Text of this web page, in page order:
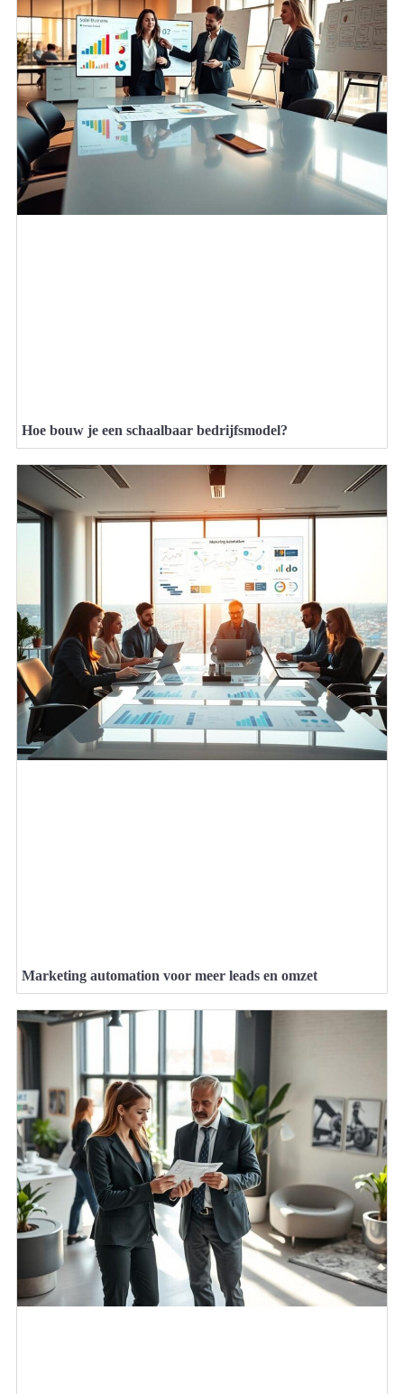
Hoe bouw je een schaalbaar bedrijfsmodel?
Marketing automation voor meer leads en omzet